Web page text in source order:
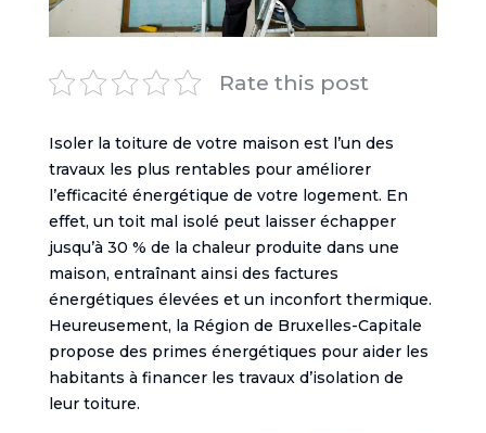
Rate this post
Isoler la toiture de votre maison est l’un des
travaux les plus rentables pour améliorer
l’efficacité énergétique de votre logement. En
effet, un toit mal isolé peut laisser échapper
jusqu’à 30 % de la chaleur produite dans une
maison, entraînant ainsi des factures
énergétiques élevées et un inconfort thermique.
Heureusement, la Région de Bruxelles-Capitale
propose des primes énergétiques pour aider les
habitants à financer les travaux d’isolation de
leur toiture.